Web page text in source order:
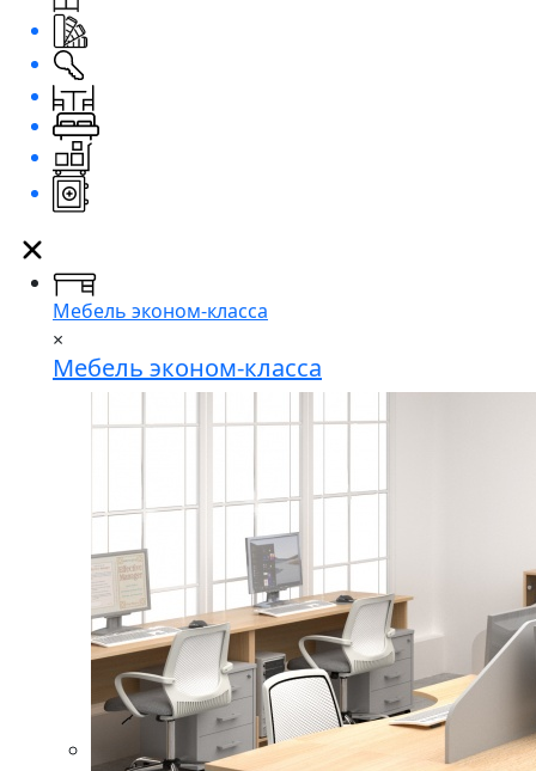
Мебель эконом-класса
×
Мебель эконом-класса